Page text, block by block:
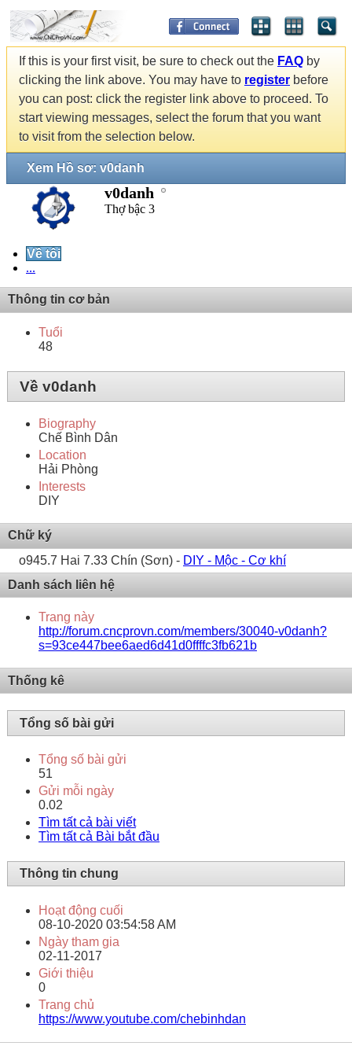
If this is your first visit, be sure to check out the FAQ by
clicking the link above. You may have to register before
you can post: click the register link above to proceed. To
start viewing messages, select the forum that you want
to visit from the selection below.
Xem Hồ sơ: v0danh
v0danh
Thợ bậc 3
Về tôi
...
Thông tin cơ bản
Tuổi
48
Về v0danh
Biography
Chế Bình Dân
Location
Hải Phòng
Interests
DIY
Chữ ký
o945.7 Hai 7.33 Chín (Sơn) - DIY - Mộc - Cơ khí
Danh sách liên hệ
Trang này
http://forum.cncprovn.com/members/30040-v0danh?
s=93ce447bee6aed6d41d0ffffc3fb621b
Thống kê
Tổng số bài gửi
Tổng số bài gửi
51
Gửi mỗi ngày
0.02
Tìm tất cả bài viết
Tìm tất cả Bài bắt đầu
Thông tin chung
Hoạt động cuối
08-10-2020 03:54:58 AM
Ngày tham gia
02-11-2017
Giới thiệu
0
Trang chủ
https://www.youtube.com/chebinhdan